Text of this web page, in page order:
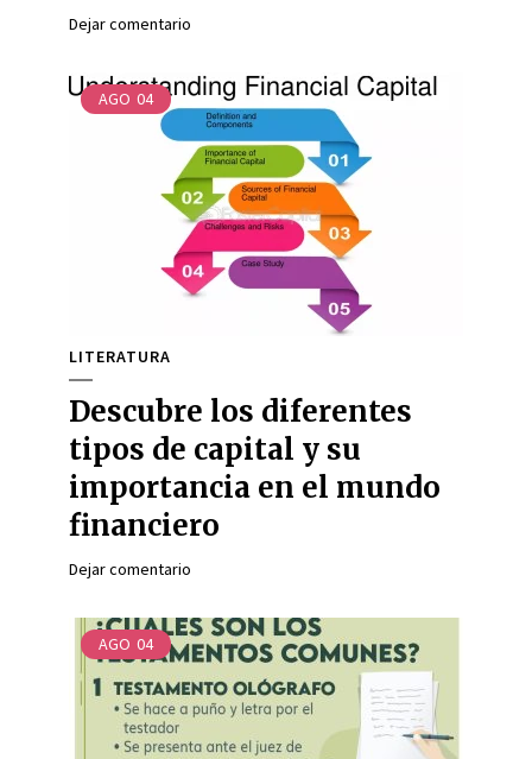
Dejar comentario
AGO 04
LITERATURA
Descubre los diferentes
tipos de capital y su
importancia en el mundo
financiero
Dejar comentario
AGO 04